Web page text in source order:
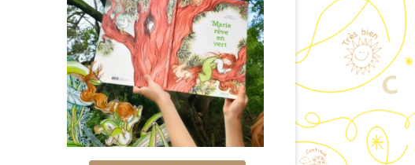
STRUCTURATION DU TEMPS
AU FIL DES SAISONS
ÉDUCATION À LA VIE
AFFECTIVE ET
RELATIONNELLE (ÉVAR) À
L’ÉCOLE MATERNELLE